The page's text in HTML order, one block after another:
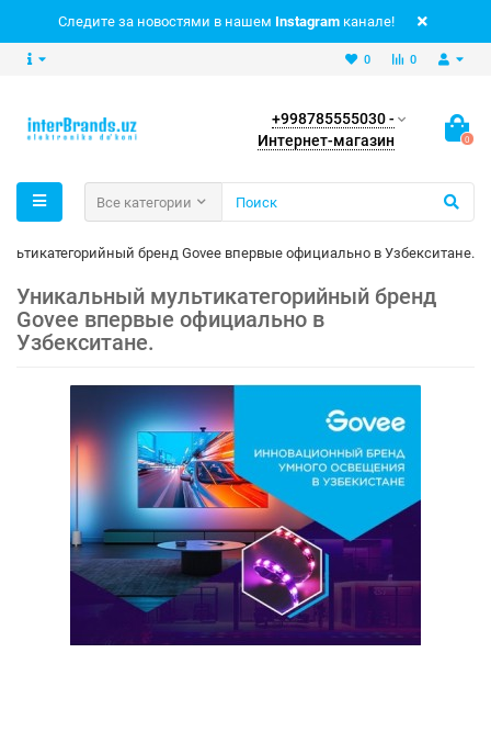
Следите за новостями в нашем Instagram канале!
0
0
+998785555030 -
Интернет-магазин
0
Все категории
бренд Govee впервые официально в Узбекситане.
Уникальный мультикатегорийный бренд
Govee впервые официально в
Узбекситане.